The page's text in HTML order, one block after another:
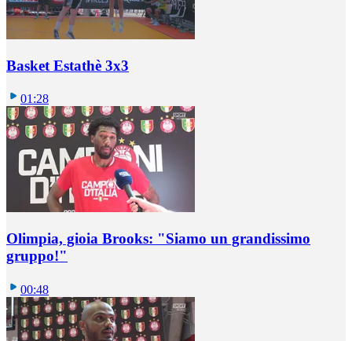
Basket Estathè 3x3
01:28
Olimpia, gioia Brooks: "Siamo un grandissimo
gruppo!"
00:48